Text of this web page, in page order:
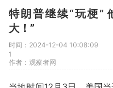
特朗普继续“玩梗”
大！”
时间：2024-12-04 10:08:09
1
作者：观察者网